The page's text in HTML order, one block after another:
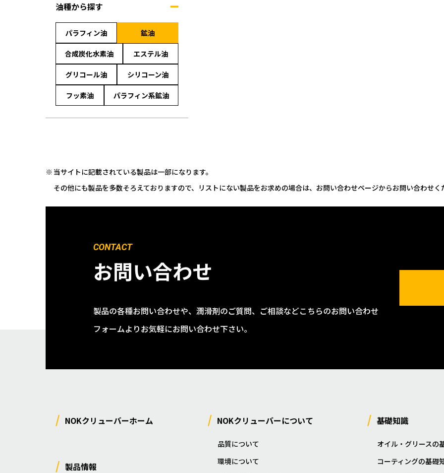
油種から探す
パラフィン油 鉱油
合成炭化水素油 エステル油
グリコール油 シリコーン油
フッ素油 パラフィン系鉱油
当サイトに記載されている製品は一部になります。
その他にも製品を多数そろえておりますので、リストにない製品をお求めの場合は、お問い合わせページからお問い合わせく
CONTACT
お問い合わせ
製品の各種お問い合わせや、潤滑剤のご質問、ご相談などこちらのお問い合わせ
フォームよりお気軽にお問い合わせ下さい。
NOKクリューバーホーム
製品情報
NOKクリューバーについて
品質について
環境について
基礎知識
オイル・グリースの
コーティングの基礎